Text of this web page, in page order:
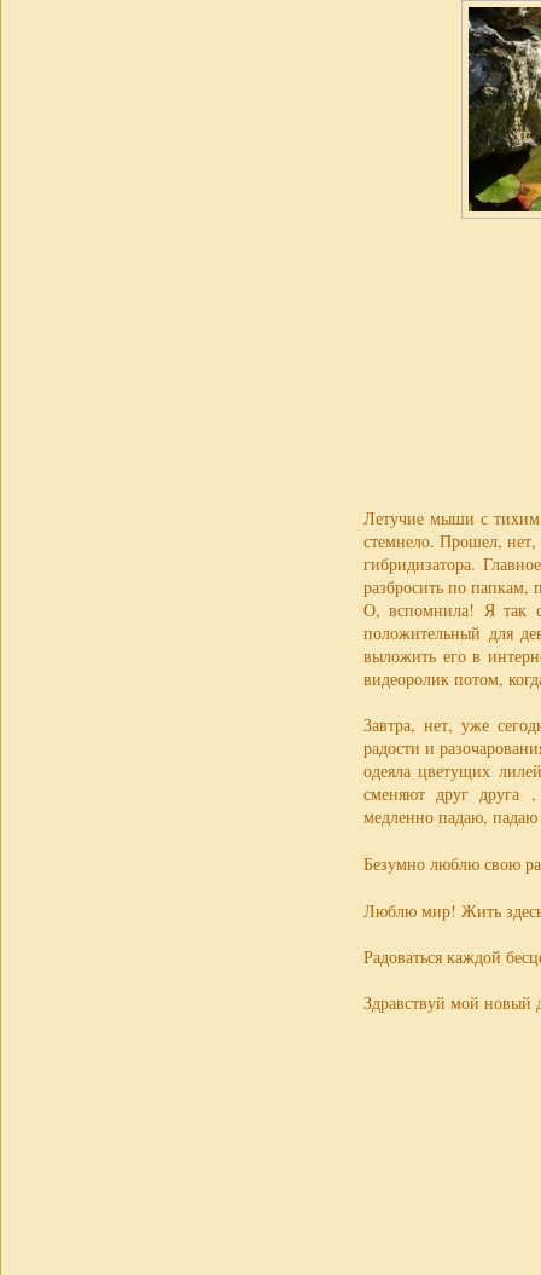
Летучие мыши с тихим
стемнело. Прошел, нет,
гибридизатора.
разбросить по папкам,
О, вспомнила! Я так
положительный для
выложить его в
видеоролик потом,
Завтра, нет, уже
радости и
одеяла цветущих
сменяют друг друга ,
медленно падаю,
Безумно люблю свою
Люблю мир! Жить
Радоваться каждой
Здравствуй мой новый